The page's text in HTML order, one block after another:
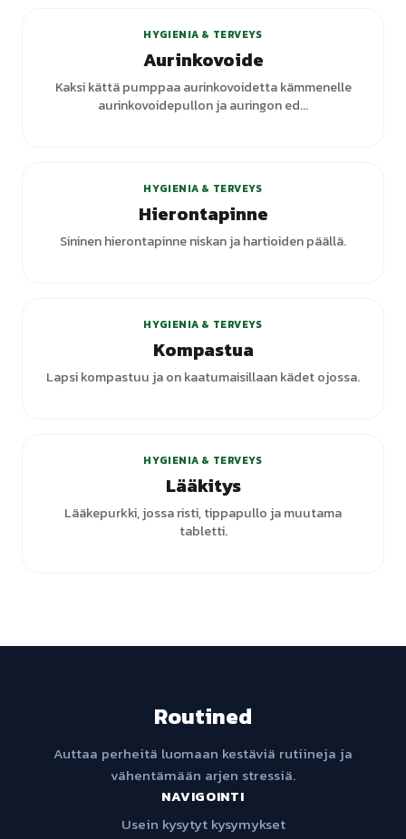
HYGIENIA & TERVEYS
Aurinkovoide
Kaksi kättä pumppaa aurinkovoidetta kämmenelle
aurinkovoidepullon ja auringon ed...
HYGIENIA & TERVEYS
Hierontapinne
Sininen hierontapinne niskan ja hartioiden päällä.
HYGIENIA & TERVEYS
Kompastua
Lapsi kompastuu ja on kaatumaisillaan kädet ojossa.
HYGIENIA & TERVEYS
Lääkitys
Lääkepurkki, jossa risti, tippapullo ja muutama
tabletti.
Routined
Auttaa perheitä luomaan kestäviä rutiineja ja
vähentämään arjen stressiä.
NAVIGOINTI
Usein kysytyt kysymykset